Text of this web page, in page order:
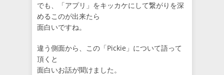
でも、「アプリ」をキッカケにして繋がりを深
めるこのが出来たら
面白いですね。
違う側面から、この「Pickie」について語って
頂くと
面白いお話が聞けました。